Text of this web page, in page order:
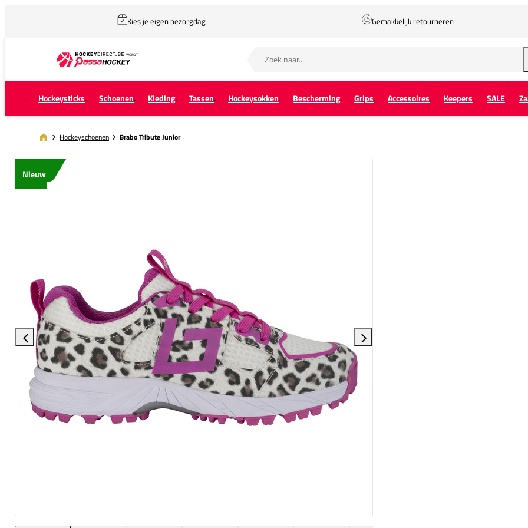
Kies je eigen bezorgdag Gemakkelijk retourneren
Hockeysticks Schoenen Kleding Tassen Hockeysokken Bescherming Grips Accessoires Keepers SALE
Hockeyschoenen Brabo Tribute Junior
Nieuw